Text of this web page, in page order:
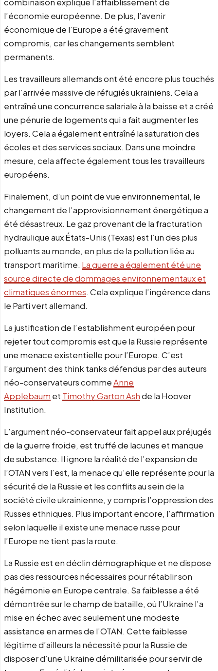
l’économie européenne. De plus, l’avenir
économique de l’Europe a été gravement
compromis, car les changements semblent
permanents.
Les travailleurs allemands ont été encore plus touchés
par l’arrivée massive de réfugiés ukrainiens. Cela a
entraîné une concurrence salariale à la baisse et a créé
une pénurie de logements qui a fait augmenter les
loyers. Cela a également entraîné la saturation des
écoles et des services sociaux. Dans une moindre
mesure, cela affecte également tous les travailleurs
européens.
Finalement, d’un point de vue environnemental, le
changement de l’approvisionnement énergétique a
été désastreux. Le gaz provenant de la fracturation
hydraulique aux États-Unis (Texas) est l’un des plus
polluants au monde, en plus de la pollution liée au
transport maritime. La guerre a également été une
source directe de dommages environnementaux et
climatiques énormes. Cela explique l’ingérence dans
le Parti vert allemand.
La justification de l’establishment européen pour
rejeter tout compromis est que la Russie représente
une menace existentielle pour l’Europe. C’est
l’argument des think tanks défendus par des auteurs
néo-conservateurs commeAnne
Applebaum et Timothy Garton Ashde la Hoover
Institution.
L’argument néo-conservateur fait appel aux préjugés
de la guerre froide, est truffé de lacunes et manque
de substance. Il ignore la réalité de l’expansion de
l’OTAN vers l’est, la menace qu’elle représente pour la
sécurité de la Russie et les conflits au sein de la
société civile ukrainienne, y compris l’oppression des
Russes ethniques. Plus important encore, l’affirmation
selon laquelle il existe une menace russe pour
l’Europe ne tient pas la route.
La Russie est en déclin démographique et ne dispose
pas des ressources nécessaires pour rétablir son
hégémonie en Europe centrale. Sa faiblesse a été
démontrée sur le champ de bataille, où l’Ukraine l’a
mise en échec avec seulement une modeste
assistance en armes de l’OTAN. Cette faiblesse
légitime d’ailleurs la nécessité pour la Russie de
disposer d’une Ukraine démilitarisée pour servir de